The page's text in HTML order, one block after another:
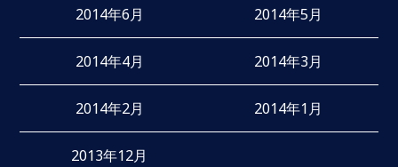
2014年6月 2014年5月
2014年4月 2014年3月
2014年2月 2014年1月
2013年12月